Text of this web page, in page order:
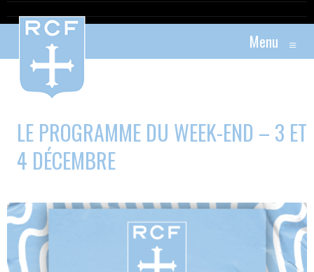
Menu ≡
LE PROGRAMME DU WEEK-END – 3 ET
4 DÉCEMBRE